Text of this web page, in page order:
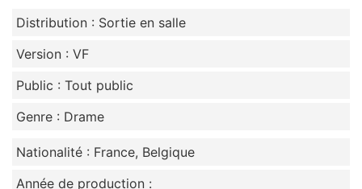
Distribution : Sortie en salle
Version : VF
Public : Tout public
Genre : Drame
Nationalité : France, Belgique
Année de production :